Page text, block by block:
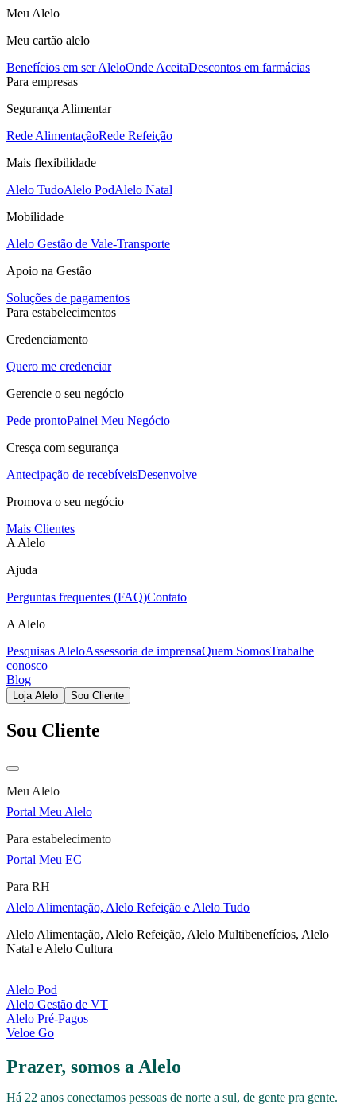
Meu Alelo
Meu cartão alelo
Benefícios em ser AleloOnde AceitaDescontos em farmácias
Para empresas
Segurança Alimentar
Rede AlimentaçãoRede Refeição
Mais flexibilidade
Alelo TudoAlelo PodAlelo Natal
Mobilidade
Alelo Gestão de Vale-Transporte
Apoio na Gestão
Soluções de pagamentos
Para estabelecimentos
Credenciamento
Quero me credenciar
Gerencie o seu negócio
Pede prontoPainel Meu Negócio
Cresça com segurança
Antecipação de recebíveisDesenvolve
Promova o seu negócio
Mais Clientes
A Alelo
Ajuda
Perguntas frequentes (FAQ)Contato
A Alelo
Pesquisas AleloAssessoria de imprensaQuem SomosTrabalhe
conosco
Blog
Loja Alelo Sou Cliente
Sou Cliente
Meu Alelo
Portal Meu Alelo
Para estabelecimento
Portal Meu EC
Para RH
Alelo Alimentação, Alelo Refeição e Alelo Tudo
Alelo Alimentação, Alelo Refeição, Alelo Multibenefícios, Alelo
Natal e Alelo Cultura
Alelo Pod
Alelo Gestão de VT
Alelo Pré-Pagos
Veloe Go
Prazer, somos a Alelo
Há 22 anos conectamos pessoas de norte a sul, de gente pra gente.